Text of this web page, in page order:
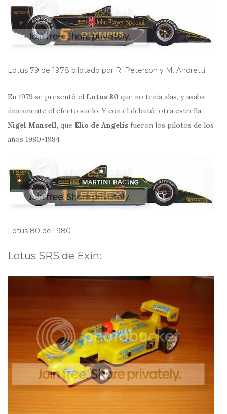
Lotus 79 de 1978 pilotado por R. Peterson y M. Andretti
En 1979 se presentó el Lotus 80 que no tenía alas, y usaba
únicamente el efecto suelo. Y con él debutó otra estrella,
Nigel Mansell, que Elio de Angelis fueron los pilotos de los
años 1980-1984
Lotus 80 de 1980
Lotus SRS de Exin: